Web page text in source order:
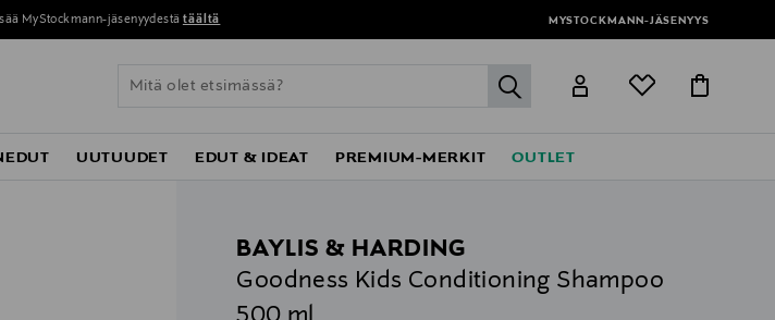
MyStockmann-jäsenyydestä täältä MYSTOCKMANN-JÄSENYYS
label.header.go
UUTUUDET EDUT & IDEAT PREMIUM-MERKIT OUTLET
BAYLIS & HARDING
Goodness Kids Conditioning Shampoo